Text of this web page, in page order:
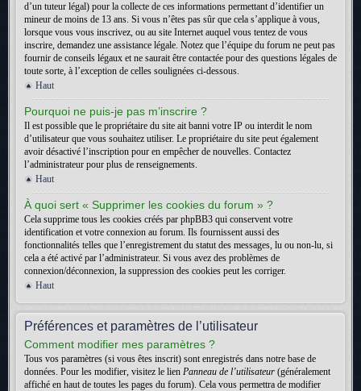
d’un tuteur légal) pour la collecte de ces informations permettant d’identifier un
mineur de moins de 13 ans. Si vous n’êtes pas sûr que cela s’applique à vous,
lorsque vous vous inscrivez, ou au site Internet auquel vous tentez de vous
inscrire, demandez une assistance légale. Notez que l’équipe du forum ne peut pas
fournir de conseils légaux et ne saurait être contactée pour des questions légales de
toute sorte, à l’exception de celles soulignées ci-dessous.
Haut
Pourquoi ne puis-je pas m’inscrire ?
Il est possible que le propriétaire du site ait banni votre IP ou interdit le nom
d’utilisateur que vous souhaitez utiliser. Le propriétaire du site peut également
avoir désactivé l’inscription pour en empêcher de nouvelles. Contactez
l’administrateur pour plus de renseignements.
Haut
À quoi sert « Supprimer les cookies du forum » ?
Cela supprime tous les cookies créés par phpBB3 qui conservent votre
identification et votre connexion au forum. Ils fournissent aussi des
fonctionnalités telles que l’enregistrement du statut des messages, lu ou non-lu, si
cela a été activé par l’administrateur. Si vous avez des problèmes de
connexion/déconnexion, la suppression des cookies peut les corriger.
Haut
Préférences et paramètres de l’utilisateur
Comment modifier mes paramètres ?
Tous vos paramètres (si vous êtes inscrit) sont enregistrés dans notre base de
données. Pour les modifier, visitez le lien Panneau de l’utilisateur (généralement
affiché en haut de toutes les pages du forum). Cela vous permettra de modifier